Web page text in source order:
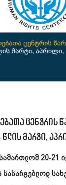
ცენტრის
წლის მარტი,
20-21
სასარგებლოდ